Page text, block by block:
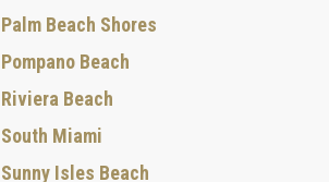
Palm Beach Shores
Pompano Beach
Riviera Beach
South Miami
Sunny Isles Beach